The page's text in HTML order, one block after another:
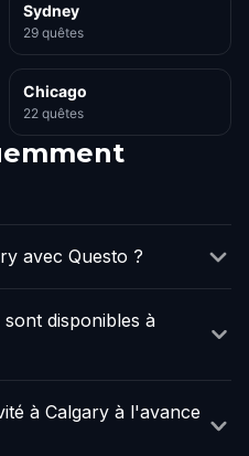
Sydney
29 quêtes
Chicago
22 quêtes
avec Questo ?
disponibles à
à Calgary à l'avance